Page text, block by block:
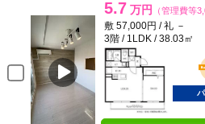
5.7 万円 （管理費等
敷 57,000円 / 礼 －
3階 / 1LDK / 38.03㎡